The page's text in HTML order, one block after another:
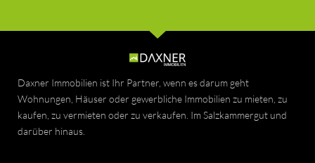
Daxner Immobilien ist Ihr Partner, wenn es darum geht
Wohnungen, Häuser oder gewerbliche Immobilien zu mieten, zu
kaufen, zu vermieten oder zu verkaufen. Im Salzkammergut und
darüber hinaus.